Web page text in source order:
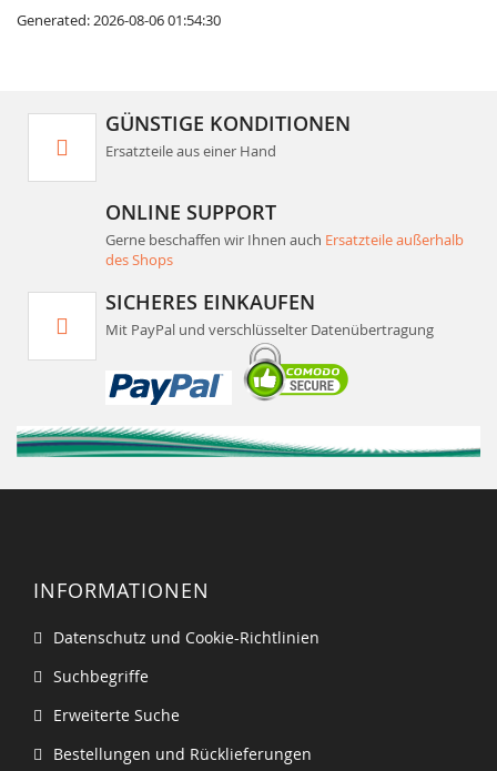
Generated: 2026-08-06 01:54:30
GÜNSTIGE KONDITIONEN
Ersatzteile aus einer Hand
ONLINE SUPPORT
Gerne beschaffen wir Ihnen auch Ersatzteile außerhalb
des Shops
SICHERES EINKAUFEN
Mit PayPal und verschlüsselter Datenübertragung
INFORMATIONEN
Datenschutz und Cookie-Richtlinien
Suchbegriffe
Erweiterte Suche
Bestellungen und Rücklieferungen